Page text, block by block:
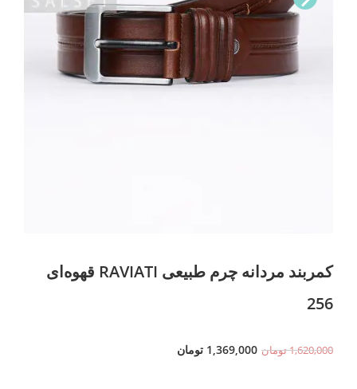
Nex
کمربند مردانه چرم طبیعی RAVIATI قهوه‌ای
256
1,620,000تومان 1,369,000 تومان